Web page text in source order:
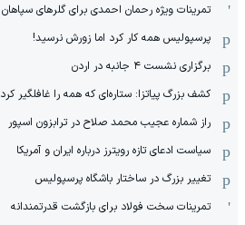
تمرینات ویژه رحمان احمدی برای گلرهای سپاهان
پرسپولیس همه کار کرد اما زورش نرسید!
برگزاری نشست ۴ جانبه در اردن
کشف بزرگ پیاتزا: ستاره‌ای که همه را غافلگیر کرد
راز شماره عجیب محمد صلاح در ترابزون اسپور
سیاست ادعای تازه رویترز درباره ایران و آمریکا
تغییر بزرگ در ساختار باشگاه پرسپولیس
تمرینات سخت فولاد برای بازگشت قدرتمندانه